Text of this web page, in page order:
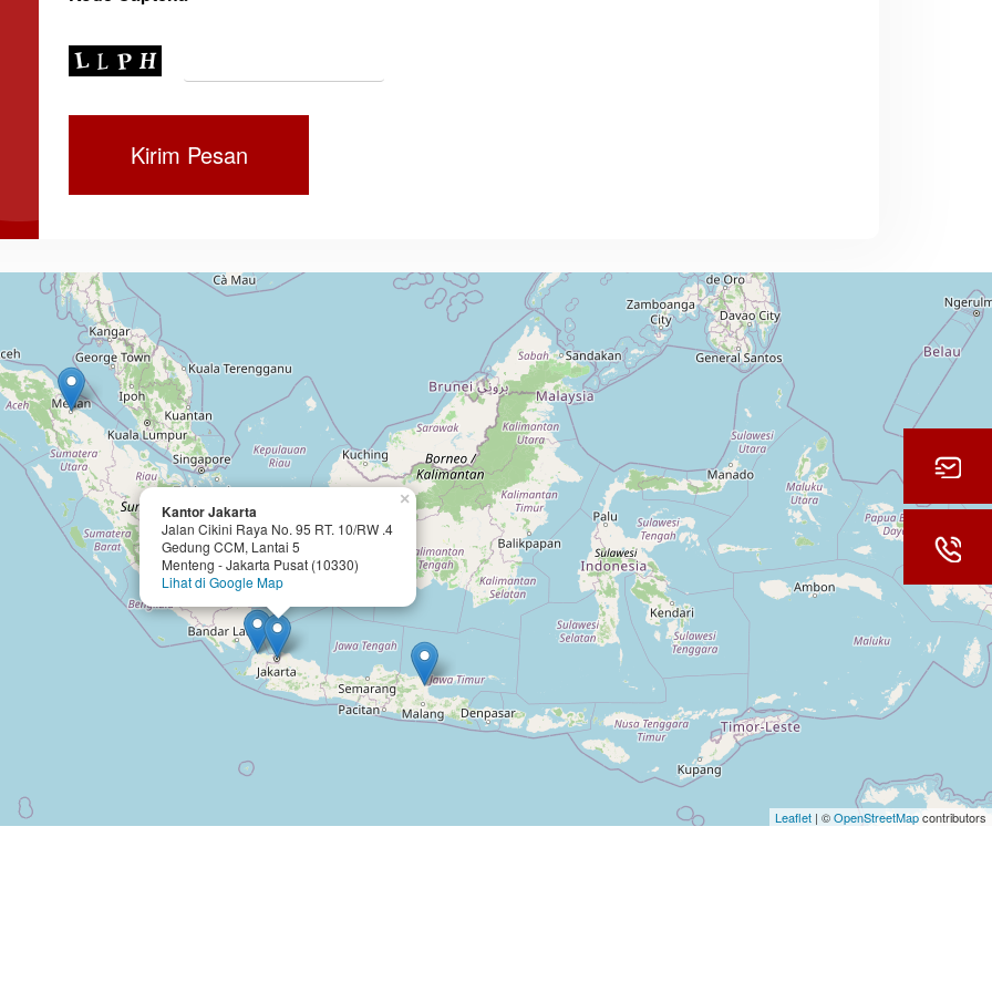
Kantor Jakarta
Jalan Cikini Raya No. 95 RT. 10/RW .4
Gedung CCM, Lantai 5
Menteng - Jakarta Pusat (10330)
Lihat di Google Map
×
Leaflet | ©OpenStreetMapcontributors